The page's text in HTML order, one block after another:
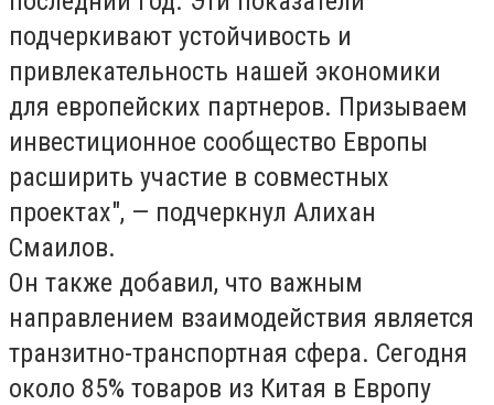
подчеркивают устойчивость и
привлекательность нашей экономики
для европейских партнеров. Призываем
инвестиционное сообщество Европы
расширить участие в совместных
проектах", — подчеркнул Алихан
Смаилов.
Он также добавил, что важным
направлением взаимодействия является
транзитно-транспортная сфера. Сегодня
около 85% товаров из Китая в Европу